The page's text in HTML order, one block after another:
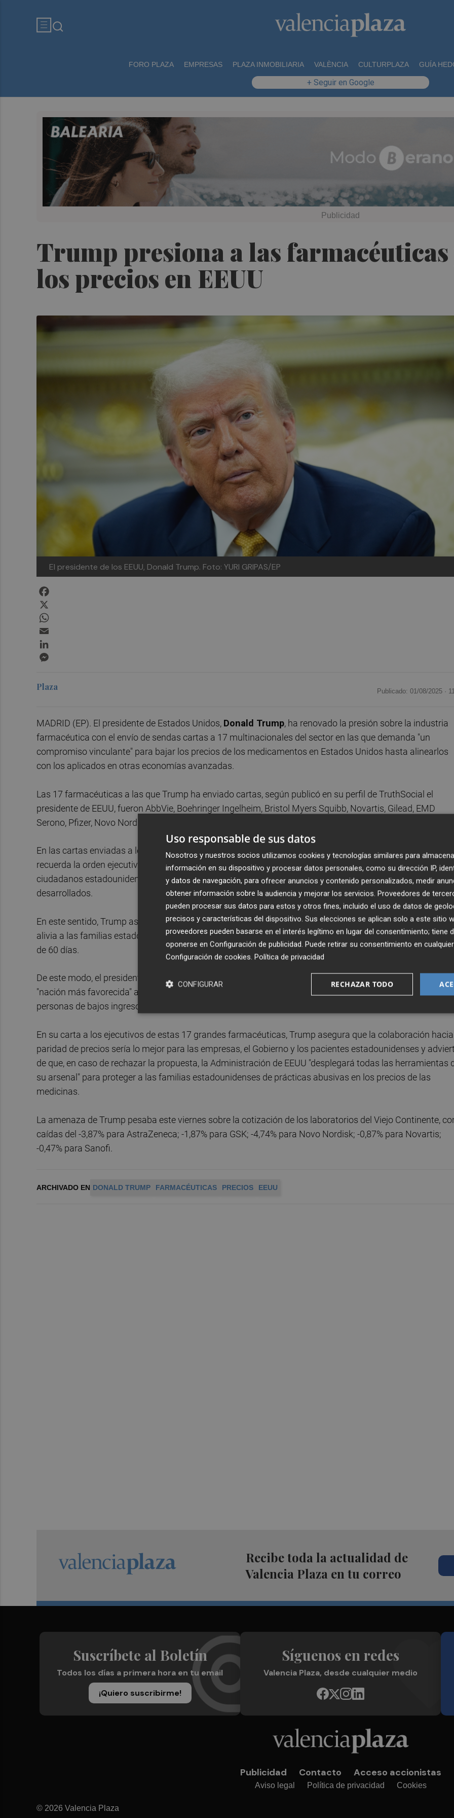
FORO PLAZA EMPRESAS PLAZA INMOBILIARIA VALÈNCIA CULTURPLAZA GUÍA
+ Seguir en Google
Trump presiona a las
los precios en EEUU
El presidente de los EEUU, Donald Trump. Foto: YURI GRIPAS/EP
Plaza Publicado: 01/08/2025 ·
MADRID (EP). El presidente de Estados Unidos, Donald Trump, ha renovado la presión sobre la industria
farmacéutica con el envío de sendas cartas a 17 multinacionales del sector en las que demanda "un
compromiso vinculante" para bajar los precios de los medicamentos en Estados Unidos hasta alinearlos
con los aplicados en otras economías avanzadas.
Las 17 farmacéuticas a las que Trump ha enviado cartas, según publicó en su perfil de TruthSocial el
presidente de EEUU, fueron AbbVie, Boehringer Ingelheim, Bristol Myers Squibb, Novartis, Gilead, EMD
Serono, Pfizer, Novo Nordisk, AstraZeneca, Amgen, Genentech, J&J, GSK, Merck, Regeneron, Sanofi y Eli
En las cartas enviadas a los máximos ejecutivos de estos laboratorios, el mandatario estadounidense
recuerda la orden ejecutiva del pasado 12 de mayo en la que exige a las farmacéuticas garantizar que los
ciudadanos estadounidenses pagan los mismos precios por los medicamentos que otros países
desarrollados.
En este sentido, Trump asegura que "lo único que aceptará de las farmacéuticas es un compromiso que
alivia a las familias estadounidenses de los precios inflados de los medicamentos" para lo marca un
de 60 días.
De este modo, el presidente de EEUU reclama a los laboratorios que ofrezcan los llamados precios de
"nación más favorecida" a todos los pacientes acogidos al programa de salud gubernamental Medicaid
personas de bajos ingresos, y que garanticen dichos precios para los nuevos medicamentos.
En su carta a los ejecutivos de estas 17 grandes farmacéuticas, Trump asegura que la colaboración
paridad de precios sería lo mejor para las empresas, el Gobierno y los pacientes estadounidenses y
de que, en caso de rechazar la propuesta, la Administración de EEUU "desplegará todas las herramientas
su arsenal" para proteger a las familias estadounidenses de prácticas abusivas en los precios de las
medicinas.
La amenaza de Trump pesaba este viernes sobre la cotización de los laboratorios del Viejo Continente,
caídas del -3,87% para AstraZeneca; -1,87% para GSK; -4,74% para Novo Nordisk; -0,87% para Novartis;
-0,47% para Sanofi.
ARCHIVADO EN DONALD TRUMP FARMACÉUTICAS PRECIOS EEUU
Recibe toda la actualidad de
Valencia Plaza en tu correo
Suscríbete al Boletín
Todos los días a primera hora en tu email
¡Quiero suscribirme!
Síguenos en redes
Valencia Plaza, desde cualquier medio
Publicidad Contacto Acceso accionistas
Aviso legal Política de privacidad Cookies
© 2026 Valencia Plaza
Uso responsable de sus datos
Nosotros y nuestros socios utilizamos cookies y tecnologías similares para
información en su dispositivo y procesar datos personales, como su dirección IP,
y datos de navegación, para ofrecer anuncios y contenido personalizados, medir
obtener información sobre la audiencia y mejorar los servicios. Proveedores de
pueden procesar sus datos para estos y otros fines, incluido el uso de datos de
precisos y características del dispositivo. Sus elecciones se aplican solo a este sitio
proveedores pueden basarse en el interés legítimo en lugar del consentimiento; tiene
oponerse en Configuración de publicidad. Puede retirar su consentimiento en
Configuración de cookies. Política de privacidad
RECHAZAR TODO
CONFIGURAR